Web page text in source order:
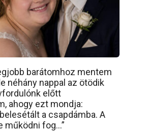
barátomhoz mentem
néhány nappal az ötödik
előtt
ahogy ezt mondja:
a csapdámba. A
működni fog…”